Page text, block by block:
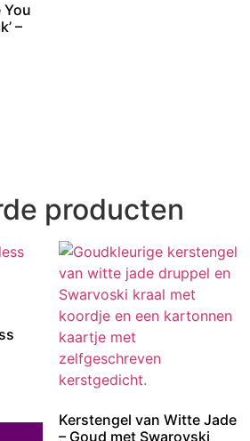
You
–
producten
Kerstengel van Witte Jade
– Goud met Swarovski